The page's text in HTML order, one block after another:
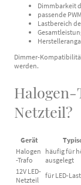
Dimmbarkeit
passende
Lastbereich
Dimmer-
werden.
Halogen-
Netzteil?
Gerät
Halogen
-Trafo
häufig für
ausgelegt
12V LED-
Netzteil
für LED-